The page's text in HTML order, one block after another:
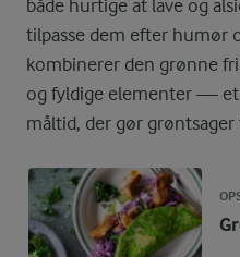
både hurtige at lave og
tilpasse dem efter humør
kombinerer den grønne
og fyldige elementer —
måltid, der gør